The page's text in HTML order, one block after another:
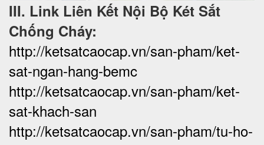
III. Link Liên Kết Nội Bộ Két Sắt
Chống Cháy:
http://ketsatcaocap.vn/san-pham/ket-
sat-ngan-hang-bemc
http://ketsatcaocap.vn/san-pham/ket-
sat-khach-san
http://ketsatcaocap.vn/san-pham/tu-ho-